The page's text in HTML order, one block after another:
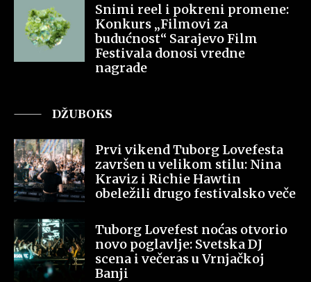
Snimi reel i pokreni promene:
Konkurs „Filmovi za
budućnost“ Sarajevo Film
Festivala donosi vredne
nagrade
DŽUBOKS
Prvi vikend Tuborg Lovefesta
završen u velikom stilu: Nina
Kraviz i Richie Hawtin
obeležili drugo festivalsko veče
Tuborg Lovefest noćas otvorio
novo poglavlje: Svetska DJ
scena i večeras u Vrnjačkoj
Banji